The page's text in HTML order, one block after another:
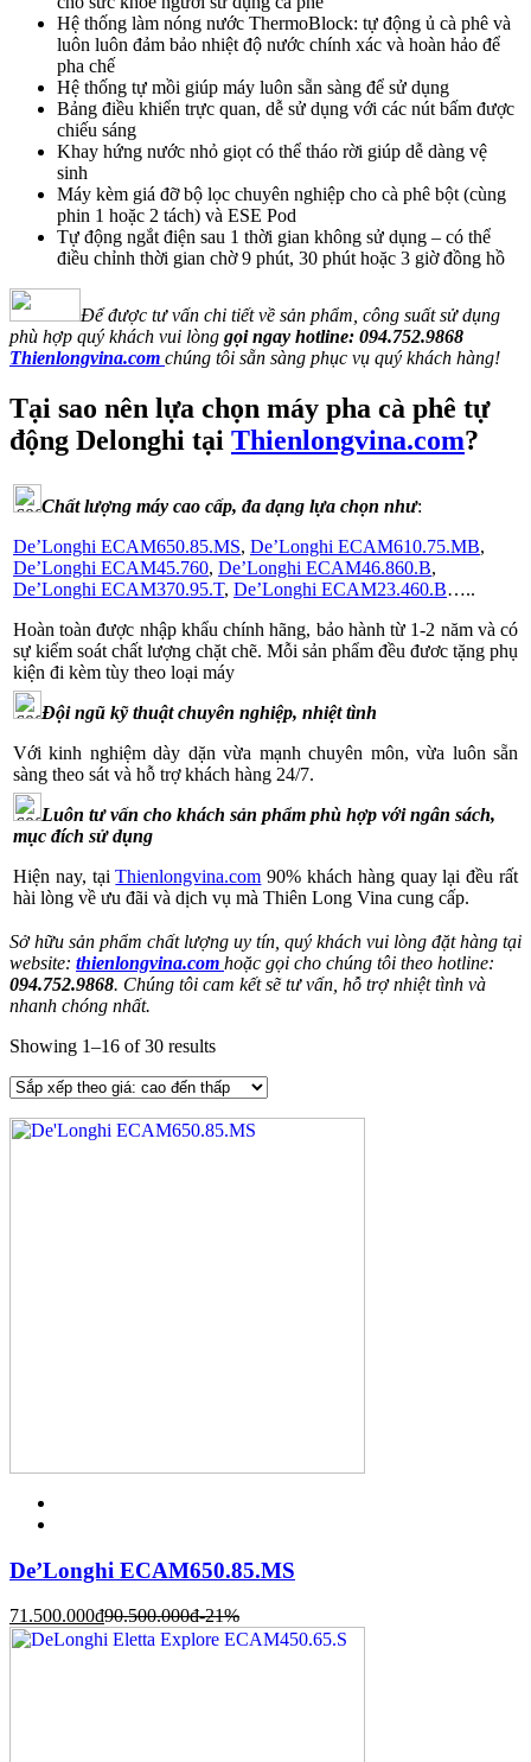
Hệ thống làm nóng nước ThermoBlock: tự động ủ cà phê và
luôn luôn đảm bảo nhiệt độ nước chính xác và hoàn hảo để
pha chế
Hệ thống tự mồi giúp máy luôn sẵn sàng để sử dụng
Bảng điều khiển trực quan, dễ sử dụng với các nút bấm được
chiếu sáng
Khay hứng nước nhỏ giọt có thể tháo rời giúp dễ dàng vệ
sinh
Máy kèm giá đỡ bộ lọc chuyên nghiệp cho cà phê bột (cùng
phin 1 hoặc 2 tách) và ESE Pod
Tự động ngắt điện sau 1 thời gian không sử dụng – có thể
điều chỉnh thời gian chờ 9 phút, 30 phút hoặc 3 giờ đồng hồ
Để được tư vấn chi tiết về sản phẩm, công suất sử dụng
phù hợp quý khách vui lòng gọi ngay hotline: 094.752.9868
Thienlongvina.com chúng tôi sẵn sàng phục vụ quý khách hàng!
Tại sao nên lựa chọn máy pha cà phê tự
động Delonghi tại Thienlongvina.com?
Chất lượng máy cao cấp, đa dạng lựa chọn như:
De’Longhi ECAM650.85.MS, De’Longhi ECAM610.75.MB,
De’Longhi ECAM45.760, De’Longhi ECAM46.860.B,
De’Longhi ECAM370.95.T, De’Longhi ECAM23.460.B…..
Hoàn toàn được nhập khẩu chính hãng, bảo hành từ 1-2 năm và có
sự kiểm soát chất lượng chặt chẽ. Mỗi sản phẩm đều đươc tặng phụ
kiện đi kèm tùy theo loại máy
Đội ngũ kỹ thuật chuyên nghiệp, nhiệt tình
Với kinh nghiệm dày dặn vừa mạnh chuyên môn, vừa luôn sẵn
sàng theo sát và hỗ trợ khách hàng 24/7.
Luôn tư vấn cho khách sản phẩm phù hợp với ngân sách,
mục đích sử dụng
Hiện nay, tạiThienlongvina.com 90% khách hàng quay lại đều rất
hài lòng về ưu đãi và dịch vụ mà Thiên Long Vina cung cấp.
Sở hữu sản phẩm chất lượng uy tín, quý khách vui lòng đặt hàng tại
website: thienlongvina.com hoặc gọi cho chúng tôi theo hotline:
094.752.9868. Chúng tôi cam kết sẽ tư vấn, hỗ trợ nhiệt tình và
nhanh chóng nhất.
Showing 1–16 of 30 results
De’Longhi ECAM650.85.MS
71.500.000đ90.500.000đ-21%